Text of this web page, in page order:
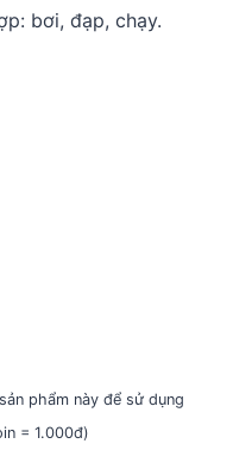
bơi, đạp, chạy.
phẩm này để sử dụng
= 1.000đ)